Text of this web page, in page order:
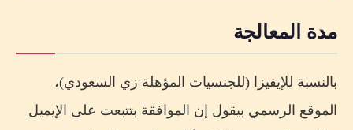
مدة المعالجة
بالنسبة للإيفيزا (للجنسيات المؤهلة زي السعودي)،
الموقع الرسمي بيقول إن الموافقة بتتبعت على الإيميل